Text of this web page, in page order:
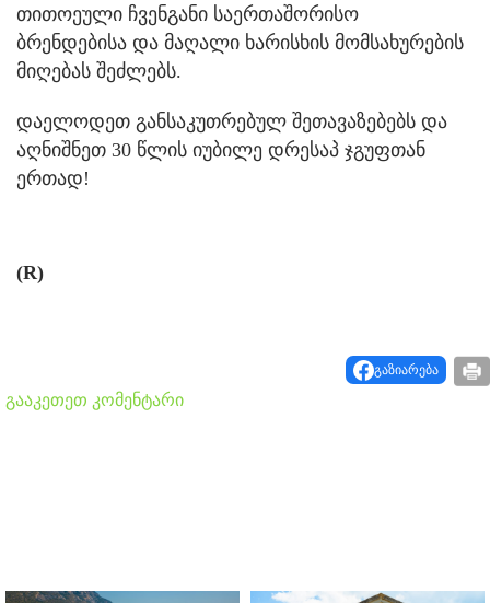
თითოეული ჩვენგანი საერთაშორისო
ბრენდებისა და მაღალი ხარისხის მომსახურების
მიღებას შეძლებს.
დაელოდეთ განსაკუთრებულ შეთავაზებებს და
აღნიშნეთ 30 წლის იუბილე დრესაპ ჯგუფთან
ერთად!
(R)
გაზიარება
გააკეთეთ კომენტარი